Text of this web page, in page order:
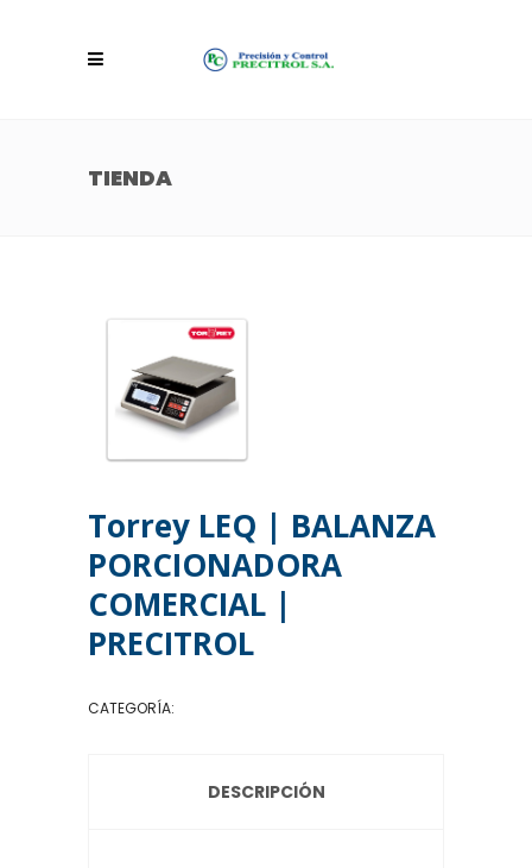
TIENDA
Torrey LEQ | BALANZA
PORCIONADORA
COMERCIAL |
PRECITROL
CATEGORÍA:
DESCRIPCIÓN